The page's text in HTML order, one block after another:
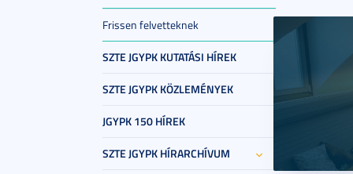
Frissen felvetteknek
SZTE JGYPK KUTATÁSI HÍREK
SZTE JGYPK KÖZLEMÉNYEK
JGYPK 150 HÍREK
SZTE JGYPK HÍRARCHÍVUM